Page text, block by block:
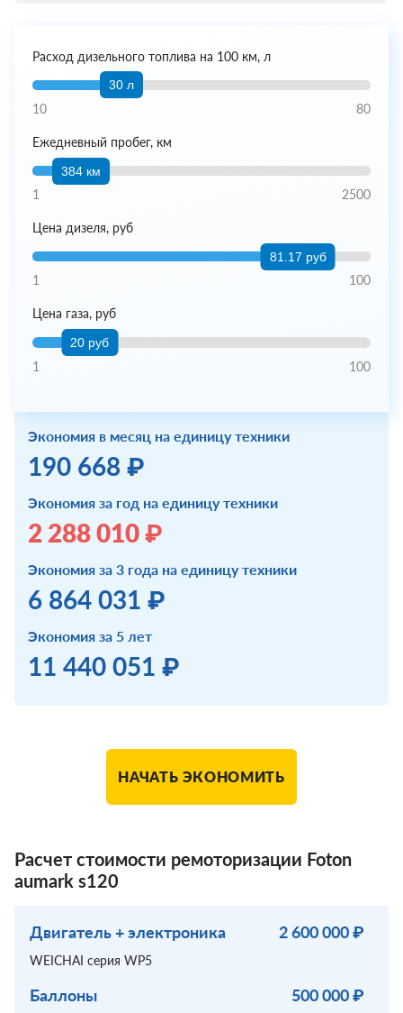
Расход дизельного топлива на 100 км, л
30 л
10 80
Ежедневный пробег, км
384 км
1 2500
Цена дизеля, руб
81.17 руб
1 100
Цена газа, руб
20 руб
1 100
Экономия в месяц на единицу техники
190 668 ₽
Экономия за год на единицу техники
2 288 010 ₽
Экономия за 3 года на единицу техники
6 864 031 ₽
Экономия за 5 лет
11 440 051 ₽
НАЧАТЬ ЭКОНОМИТЬ
Расчет стоимости ремоторизации Foton
aumark s120
Двигатель + электроника 2 600 000 ₽
WEICHAI серия WP5
Баллоны 500 000 ₽